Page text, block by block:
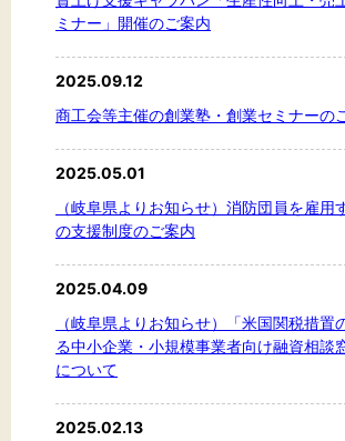
ミナー」開催のご案内
2025.09.12
商工会等主催の創業塾・創業セミナーの
2025.05.01
（岐阜県よりお知らせ）消防団員を雇用
の支援制度のご案内
2025.04.09
（岐阜県よりお知らせ）「米国関税措置
る中小企業・小規模事業者向け融資相談
について
2025.02.13